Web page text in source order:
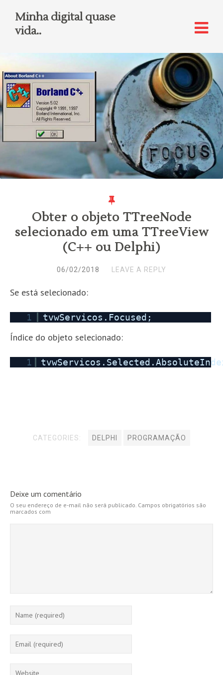
Minha digital quase
vida..
Obter o objeto TTreeNode
selecionado em uma TTreeView
(C++ ou Delphi)
06/02/2018 LEAVE A REPLY
Se está selecionado:
1 tvwServicos.Focused;
Índice do objeto selecionado:
1
CATEGORIES: DELPHI PROGRAMAÇÃO
Deixe um comentário
O seu endereço de e-mail não será publicado. Campos obrigatórios são
marcados com